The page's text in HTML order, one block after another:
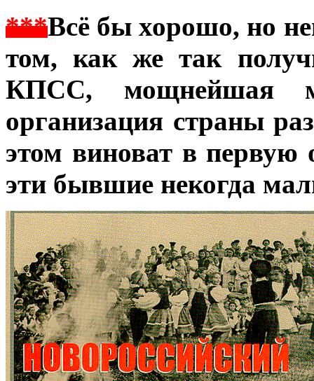
***Всё бы хорошо, но
том, как же так
КПСС, мощнейшая
организация страны
этом виноват в первую
эти бывшие некогда